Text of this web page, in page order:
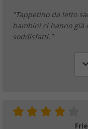
"Tappetino da letto
bambini ci hanno già
soddisfatti."